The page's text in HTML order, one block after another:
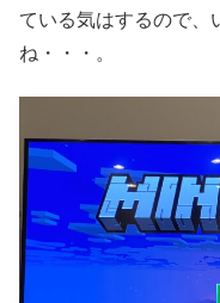
ている気はするので、
ね・・・。